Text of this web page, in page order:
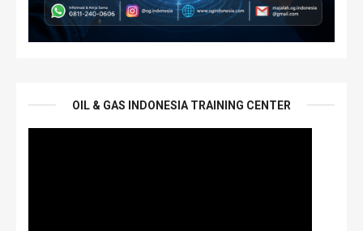
OIL & GAS INDONESIA TRAINING CENTER